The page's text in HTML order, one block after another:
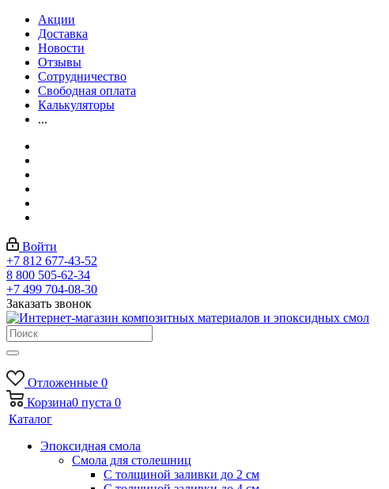
Акции
Доставка
Новости
Отзывы
Сотрудничество
Свободная оплата
Калькуляторы
...
Войти
+7 812 677-43-52
8 800 505-62-34
+7 499 704-08-30
Заказать звонок
Отложенные 0
Корзина0 пуста 0
Каталог
Эпоксидная смола
Смола для столешниц
С толщиной заливки до 2 см